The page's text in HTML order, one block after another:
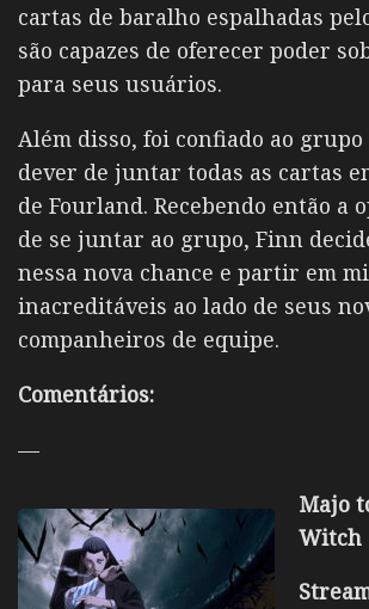
cartas de baralho espalhadas
são capazes de oferecer poder
para seus usuários.
Além disso, foi confiado ao
dever de juntar todas as cartas
de Fourland. Recebendo então a
de se juntar ao grupo, Finn
nessa nova chance e partir em
inacreditáveis ao lado de seus
companheiros de equipe.
Comentários:
—
Majo
Witch